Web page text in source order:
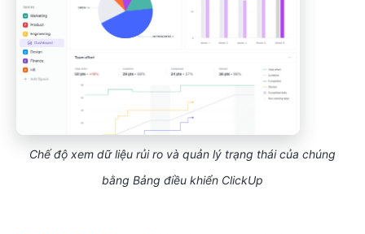
Chế độ xem dữ liệu rủi ro và quản lý trạng thái của chúng
bằng Bảng điều khiển ClickUp